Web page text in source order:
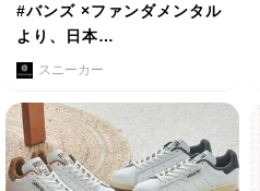
#バンズ ×ファンダメンタル
より、日本…
スニーカー